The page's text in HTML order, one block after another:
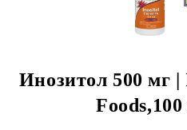
Инозитол 500 мг